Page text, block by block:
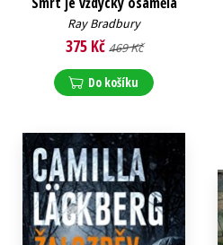
Ray Bradbury
375 Kč 469 Kč
Do košíku